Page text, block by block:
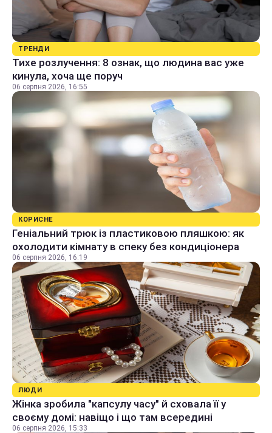
ТРЕНДИ
Тихе розлучення: 8 ознак, що людина вас уже
кинула, хоча ще поруч
06 серпня 2026, 16:55
КОРИСНЕ
Геніальний трюк із пластиковою пляшкою: як
охолодити кімнату в спеку без кондиціонера
06 серпня 2026, 16:19
ЛЮДИ
Жінка зробила "капсулу часу" й сховала її у
своєму домі: навіщо і що там всередині
06 серпня 2026, 15:33